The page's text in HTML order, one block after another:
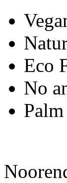
Eco
No